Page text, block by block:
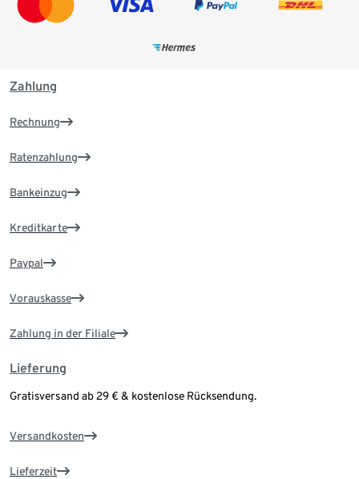
Zahlung
Rechnung
Ratenzahlung
Bankeinzug
Kreditkarte
Paypal
Vorauskasse
Zahlung in der Filiale
Lieferung
Gratisversand ab 29 € & kostenlose Rücksendung.
Versandkosten
Lieferzeit